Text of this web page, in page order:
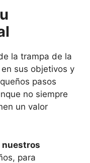
la trampa de la
sus objetivos y
pasos
no siempre
un valor
nuestros
para